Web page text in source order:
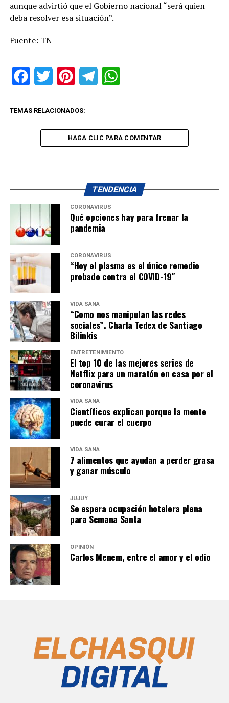
aunque advirtió que el Gobierno nacional “será quien
deba resolver esa situación”.
Fuente: TN
FacebookTwitter PinterestTelegram
TEMAS RELACIONADOS:
HAGA CLIC PARA COMENTAR
TENDENCIA
CORONAVIRUS
Qué opciones hay para frenar la
pandemia
CORONAVIRUS
“Hoy el plasma es el único remedio
probado contra el COVID-19″
VIDA SANA
“Como nos manipulan las redes
sociales”. Charla Tedex de Santiago
Bilinkis
ENTRETENIMIENTO
El top 10 de las mejores series de
Netflix para un maratón en casa por el
coronavirus
VIDA SANA
Científicos explican porque la mente
puede curar el cuerpo
VIDA SANA
7 alimentos que ayudan a perder grasa
y ganar músculo
JUJUY
Se espera ocupación hotelera plena
para Semana Santa
OPINIÓN
Carlos Menem, entre el amor y el odio